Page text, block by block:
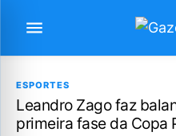
ESPORTES
Leandro Zago faz
primeira fase da Copa